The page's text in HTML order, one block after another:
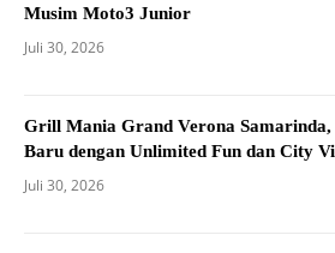
Musim Moto3 Junior
Juli 30, 2026
Grill Mania Grand Verona Samarinda,
Baru dengan Unlimited Fun dan City
Juli 30, 2026